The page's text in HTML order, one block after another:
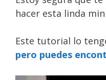
hacer esta linda
Este tutorial lo
pero puedes